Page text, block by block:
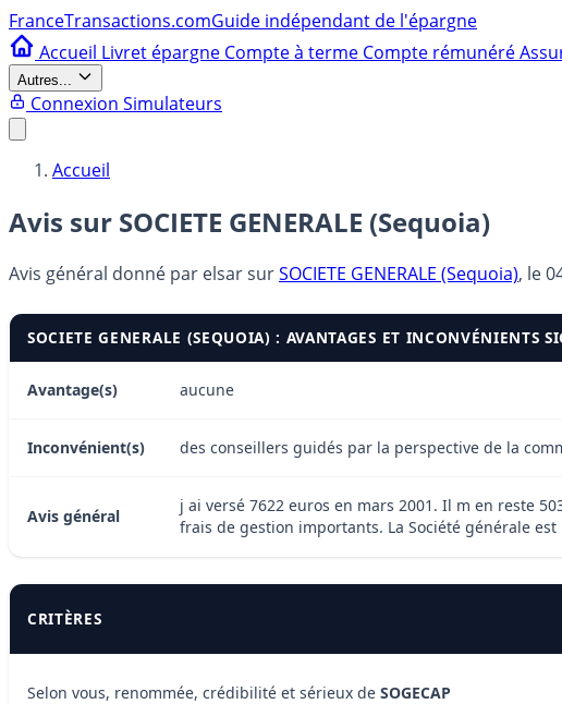
FranceTransactions.comGuide indépendant de l'épargne
Accueil Livret épargne Compte à terme Compte rémunéré
Autres...
Connexion Simulateurs
Accueil
Avis sur SOCIETE GENERALE (Sequoia)
Avis général donné par elsarsurSOCIETE GENERALE (Sequoia), le
SOCIETE GENERALE (SEQUOIA) : AVANTAGES ET INCONVÉNIENTS
Avantage(s) aucune
Inconvénient(s) des conseillers guidés par la perspective de la
Avis général
j ai versé 7622 euros en mars 2001. Il m en reste
frais de gestion importants. La Société générale
CRITÈRES
Selon vous, renommée, crédibilité et sérieux de SOGECAP